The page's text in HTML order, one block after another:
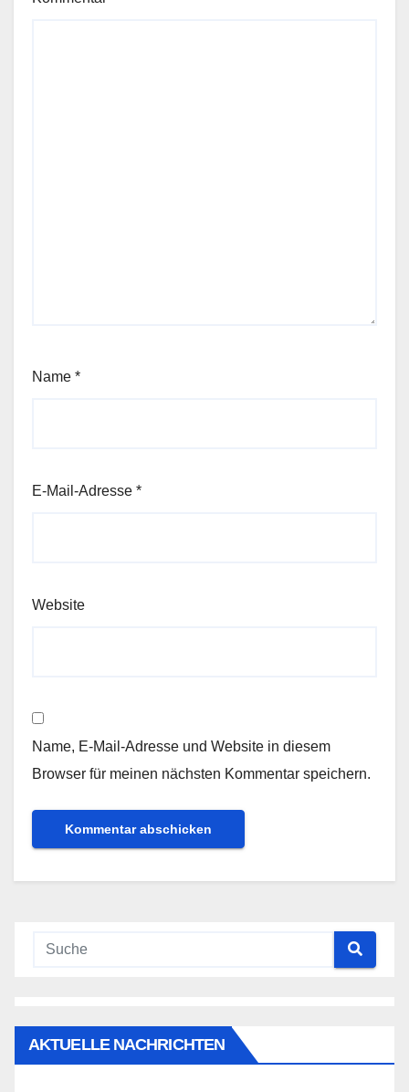
Name *
E-Mail-Adresse *
Website
Name, E-Mail-Adresse und Website in diesem
Browser für meinen nächsten Kommentar speichern.
AKTUELLE NACHRICHTEN